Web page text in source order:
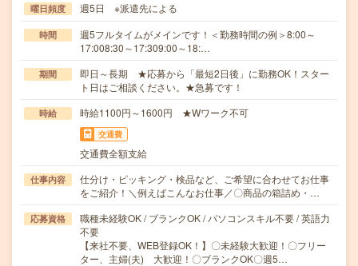
曜日頻度 週5日 ※派遣先による
時間
週5フルタイムがメインです！＜勤務時間の例＞8:00～
17:008:30～17:309:00～18:…
期間
即日～長期 ★応募から「最短2日後」に勤務OK！スター
ト日はご相談ください。★急募です！
時給 時給1100円～1600円 ★Wワーク不可
交通費
交通費全額支給
仕事内容
仕分け・ピッキング・検品など、ご希望に合わせてお仕事
をご紹介！＼例えばこんなお仕事／〇商品の箱詰め・…
応募資格
職種未経験OK / ブランクOK / パソコンスキル不要 / 英語力
不要
【来社不要、WEB登録OK！】〇未経験大歓迎！〇フリー
ター、主婦(夫) 大歓迎！〇ブランクOK〇週5…